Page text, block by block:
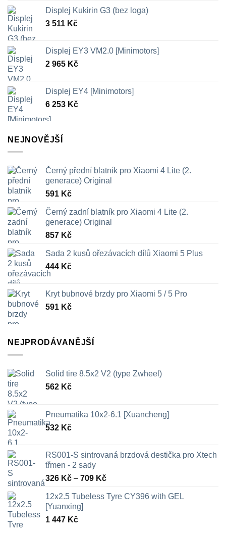
Displej Kukirin G3 (bez loga)
3 511 Kč
Displej EY3 VM2.0 [Minimotors]
2 965 Kč
Displej EY4 [Minimotors]
6 253 Kč
NEJNOVĚJŠÍ
Černý přední blatník pro Xiaomi 4 Lite (2.
generace) Original
591 Kč
Černý zadní blatník pro Xiaomi 4 Lite (2.
generace) Original
857 Kč
Sada 2 kusů ořezávacích dílů Xiaomi 5 Plus
444 Kč
Kryt bubnové brzdy pro Xiaomi 5 / 5 Pro
591 Kč
NEJPRODÁVANĚJŠÍ
Solid tire 8.5x2 V2 (type Zwheel)
562 Kč
Pneumatika 10x2-6.1 [Xuancheng]
532 Kč
RS001-S sintrovaná brzdová destička pro Xtech
třmen - 2 sady
326 Kč – 709 KčRozpětí
326 Kč
12x2.5 Tubeless Tyre CY396 with GEL
[Yuanxing]
1 447 Kč